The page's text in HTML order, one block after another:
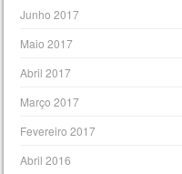
Junho 2017
Maio 2017
Abril 2017
Março 2017
Fevereiro 2017
Abril 2016